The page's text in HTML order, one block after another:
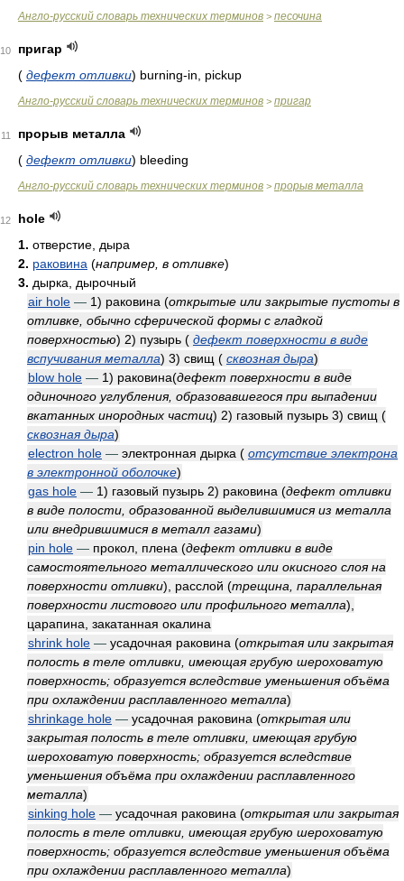
Англо-русский словарь технических терминов > песочина
10
пригар
( дефект отливки) burning-in, pickup
Англо-русский словарь технических терминов > пригар
11
прорыв металла
( дефект отливки) bleeding
Англо-русский словарь технических терминов > прорыв металла
12
hole
1. отверстие, дыра
2. раковина (например, в отливке)
3. дырка, дырочный
air hole — 1) раковина (открытые или закрытые пустоты в
отливке, обычно сферической формы с гладкой
поверхностью) 2) пузырь ( дефект поверхности в виде
вспучивания металла) 3) свищ ( сквозная дыра)
blow hole — 1) раковина(дефект поверхности в виде
одиночного углубления, образовавшегося при выпадении
вкатанных инородных частиц) 2) газовый пузырь 3) свищ (
сквозная дыра)
electron hole — электронная дырка ( отсутствие электрона
в электронной оболочке)
gas hole — 1) газовый пузырь 2) раковина (дефект отливки
в виде полости, образованной выделившимися из металла
или внедрившимися в металл газами)
pin hole — прокол, плена (дефект отливки в виде
самостоятельного металлического или окисного слоя на
поверхности отливки) , расслой (трещина, параллельная
поверхности листового или профильного металла)
царапина, закатанная окалина
shrink hole — усадочная раковина (открытая или закрытая
полость в теле отливки, имеющая грубую шероховатую
поверхность; образуется вследствие уменьшения объёма
при охлаждении расплавленного металла)
shrinkage hole — усадочная раковина (открытая или
закрытая полость в теле отливки, имеющая грубую
шероховатую поверхность; образуется вследствие
уменьшения объёма при охлаждении расплавленного
металла)
sinking hole — усадочная раковина (открытая или закрытая
полость в теле отливки, имеющая грубую шероховатую
поверхность; образуется вследствие уменьшения объёма
при охлаждении расплавленного металла)